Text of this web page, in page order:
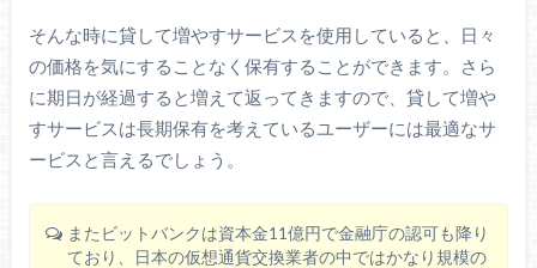
そんな時に貸して増やすサービスを使用していると、日々
の価格を気にすることなく保有することができます。さら
に期日が経過すると増えて返ってきますので、貸して増や
すサービスは長期保有を考えているユーザーには最適なサ
ービスと言えるでしょう。
またビットバンクは資本金11億円で金融庁の認可も降り
ており、日本の仮想通貨交換業者の中ではかなり規模の